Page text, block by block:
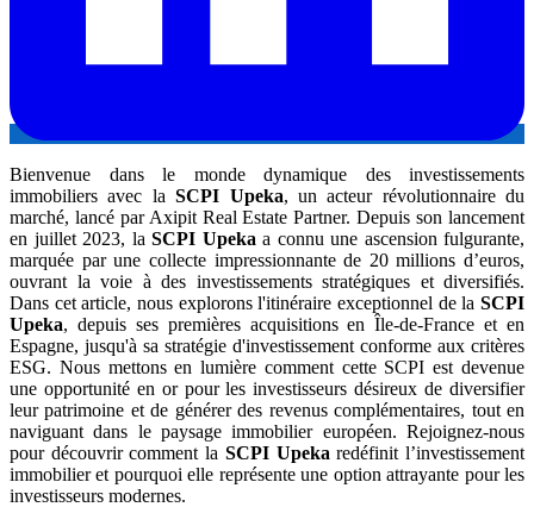
Bienvenue dans le monde dynamique des investissements
immobiliers avec laSCPI Upeka, un acteur révolutionnaire du
marché, lancé par Axipit Real Estate Partner. Depuis son lancement
en juillet 2023, la SCPI Upeka a connu une ascension fulgurante,
marquée par une collecte impressionnante de 20 millions d’euros,
ouvrant la voie à des investissements stratégiques et diversifiés.
Dans cet article, nous explorons l'itinéraire exceptionnel de la SCPI
Upeka, depuis ses premières acquisitions en Île-de-France et en
Espagne, jusqu'à sa stratégie d'investissement conforme aux critères
ESG. Nous mettons en lumière comment cette SCPI est devenue
une opportunité en or pour les investisseurs désireux de diversifier
leur patrimoine et de générer des revenus complémentaires, tout en
naviguant dans le paysage immobilier européen. Rejoignez-nous
pour découvrir comment la SCPI Upeka redéfinit l’investissement
immobilier et pourquoi elle représente une option attrayante pour les
investisseurs modernes.